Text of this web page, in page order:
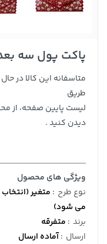
پاکت پول سه
متاسفانه این کالا در
طریق
لیست پایین صفحه، از
دیدن کنید .
ویژگی های محصول
نوع طرح : متغیر
می شود)
برند : متفرقه
ارسال :آماده ارسال